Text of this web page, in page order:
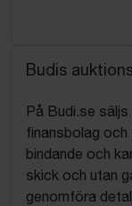
Budis
På Budi.se
finansbolag och
bindande och
skick och utan
genomföra